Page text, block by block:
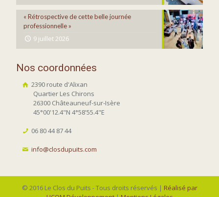
« Rétrospective de cette belle journée
professionnelle »
9 juillet 2026
Nos coordonnées
2390 route d'Alixan
Quartier Les Chirons
26300 Châteauneuf-sur-Isère
45°00'12.4"N 4°58'55.4"E
06 80 44 87 44
info@closdupuits.com
© 2016 Le Clos du Puits - Tous droits réservés | Réalisé par